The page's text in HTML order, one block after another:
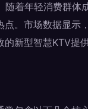
着年轻消费群体
。市场数据显示
新型智慧KTV提